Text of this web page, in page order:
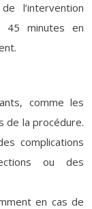
l’intervention
45 minutes en
comme les
de la procédure.
complications
ou des
en cas de